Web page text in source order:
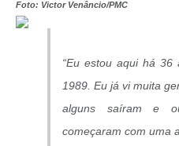
Foto: Victor Venâncio/PMC
“Eu estou aqui há
1989. Eu já vi muita
alguns saíram e
começaram com uma